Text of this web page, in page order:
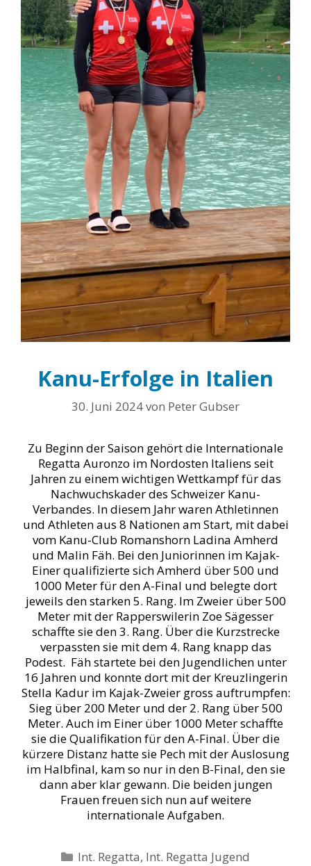
Kanu-Erfolge in Italien
30. Juni 2024von Peter Gubser
Zu Beginn der Saison gehört die Internationale
Regatta Auronzo im Nordosten Italiens seit
Jahren zu einem wichtigen Wettkampf für das
Nachwuchskader des Schweizer Kanu-
Verbandes. In diesem Jahr waren Athletinnen
und Athleten aus 8 Nationen am Start, mit dabei
vom Kanu-Club Romanshorn Ladina Amherd
und Malin Fäh. Bei den Juniorinnen im Kajak-
Einer qualifizierte sich Amherd über 500 und
1000 Meter für den A-Final und belegte dort
jeweils den starken 5. Rang. Im Zweier über 500
Meter mit der Rapperswilerin Zoe Sägesser
schaffte sie den 3. Rang. Über die Kurzstrecke
verpassten sie mit dem 4. Rang knapp das
Podest. Fäh startete bei den Jugendlichen unter
16 Jahren und konnte dort mit der Kreuzlingerin
Stella Kadur im Kajak-Zweier gross auftrumpfen:
Sieg über 200 Meter und der 2. Rang über 500
Meter. Auch im Einer über 1000 Meter schaffte
sie die Qualifikation für den A-Final. Über die
kürzere Distanz hatte sie Pech mit der Auslosung
im Halbfinal, kam so nur in den B-Final, den sie
dann aber klar gewann. Die beiden jungen
Frauen freuen sich nun auf weitere
internationale Aufgaben.
Kategorien
Int. Regatta, Int. Regatta Jugend